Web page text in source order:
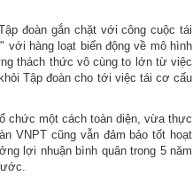
đoàn gắn chặt với công cuộc tái
với hàng loạt biến động về mô hình
thách thức vô cùng to lớn từ việc
Tập đoàn cho tới việc tái cơ cấu
chức một cách toàn diện, vừa thực
VNPT cũng vẫn đảm bảo tốt hoạt
lợi nhuận bình quân trong 5 năm